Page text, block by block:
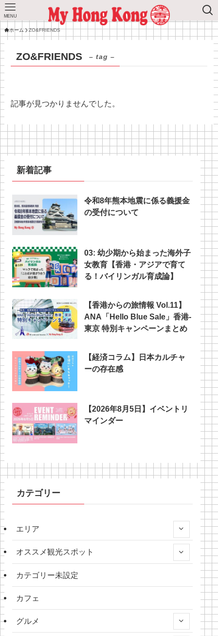
MENU
ホーム ZO&FRIENDS
ZO&FRIENDS – tag –
記事が見つかりませんでした。
新着記事
令和8年熊本地震に係る義援金
の受付について
03: 幼少期から始まった海外子
女教育【香港・アジアで育て
る！バイリンガル育成論】
【香港からの旅情報 Vol.11】
ANA「Hello Blue Sale」香港‐
東京 特別キャンペーンまとめ
【経済コラム】日本カルチャ
ーの存在感
【2026年8月5日】イベントリ
マインダー
カテゴリー
エリア
オススメ観光スポット
カテゴリー未設定
カフェ
グルメ